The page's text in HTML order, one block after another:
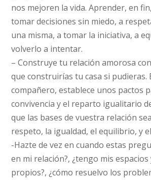
nos mejoren la vida. Aprender, en
tomar decisiones sin miedo, a
una misma, a tomar la iniciativa, a
volverlo a intentar.
– Construye tu relación amorosa
que construirías tu casa si pudieras.
compañero, establece unos pactos
convivencia y el reparto igualitario
que las bases de vuestra relación
respeto, la igualdad, el equilibrio, y
-Hazte de vez en cuando estas
en mi relación?, ¿tengo mis
propios?, ¿cómo resuelvo los